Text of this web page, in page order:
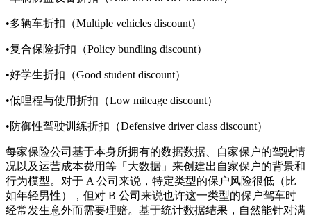
•多辆车折扣（Multiple vehicles discount）
•复合保险折扣（Policy bundling discount）
•好学生折扣（Good student discount）
•低哩程与使用折扣（Low mileage discount）
•防御性驾驶训练折扣（Defensive driver class discount）
每家保险公司基于本身所拥有的数据数据、自家保户的驾驶情
况以及运营成本费用等「大数据」来创建出自家保户的背景和
行为模型。对于 A 公司来说，特定类型的保户风险很低（比
如年轻男性），但对 B 公司来说也许这一类型的保户驾车时
经常发生意外而需要理赔。基于统计数据结果，自然能针对满